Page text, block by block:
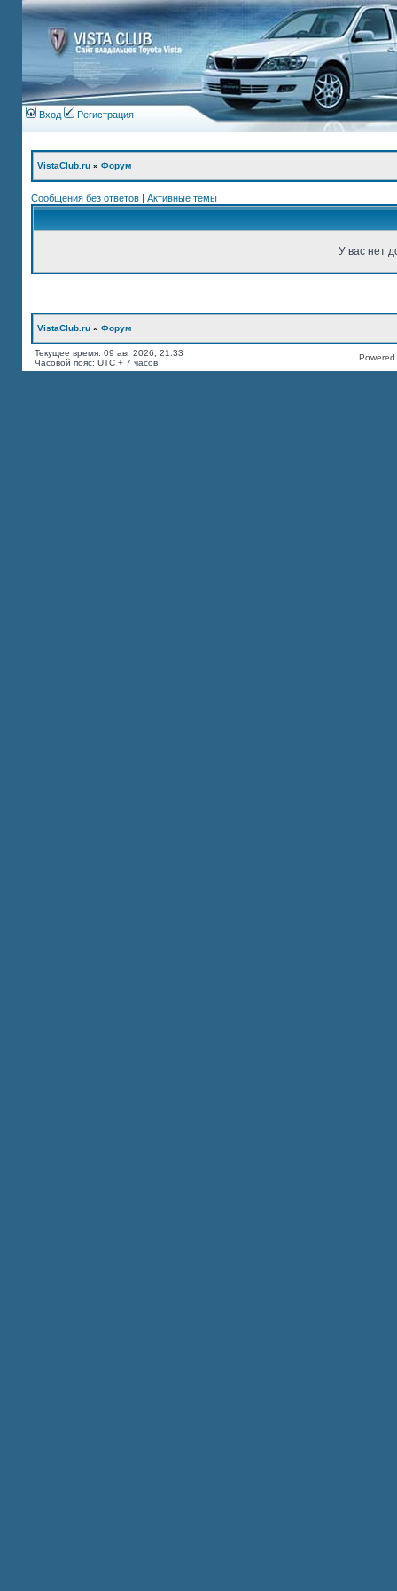
Вход Регистрация
VistaClub.ru » Форум
Сообщения без ответов | Активные темы
У вас нет
VistaClub.ru » Форум
Текущее время: 09 авг 2026, 21:33
Часовой пояс: UTC + 7 часов